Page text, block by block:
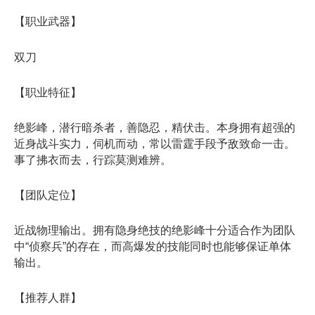
【职业武器】
双刀
【职业特征】
绝影峰，潜行暗杀者，善隐忍，精伏击。本身拥有超强的
近身战斗实力，伺机而动，常以雷霆手段予敌致命一击。
事了拂衣而去，行踪莫测难辨。
【团队定位】
近战物理输出。拥有隐身绝技的绝影峰十分适合作为团队
中“侦察兵”的存在，而高爆发的技能同时也能够保证单体
输出。
【推荐人群】